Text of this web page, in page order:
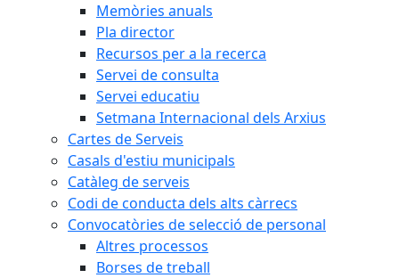
Memòries anuals
Pla director
Recursos per a la recerca
Servei de consulta
Servei educatiu
Setmana Internacional dels Arxius
Cartes de Serveis
Casals d'estiu municipals
Catàleg de serveis
Codi de conducta dels alts càrrecs
Convocatòries de selecció de personal
Altres processos
Borses de treball